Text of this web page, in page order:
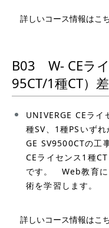
詳しいコース情報はこ
B03 W- CEラ
95CT/1種CT）
UNIVERGE CEラ
種SV、1種PSいず
GE SV9500CTの工
CEライセンス1種
です。 Web教育に
術を学習します。
詳しいコース情報はこ